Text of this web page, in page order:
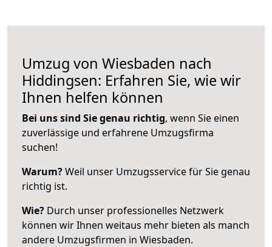
Umzug von Wiesbaden nach
Hiddingsen: Erfahren Sie, wie wir
Ihnen helfen können
Bei uns sind Sie genau richtig, wenn Sie einen
zuverlässige und erfahrene Umzugsfirma
suchen!
Warum?Weil unser Umzugsservice für Sie genau
richtig ist.
Wie? Durch unser professionelles Netzwerk
können wir Ihnen weitaus mehr bieten als manch
andere Umzugsfirmen in Wiesbaden.